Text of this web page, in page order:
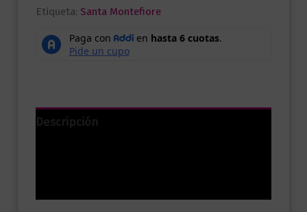
Etiqueta: Santa Montefiore
Descripción